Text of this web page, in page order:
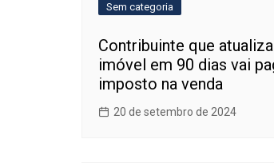
Sem categoria
Contribuinte que
imóvel em 90 dias vai
imposto na venda
20 de setembro de 2024